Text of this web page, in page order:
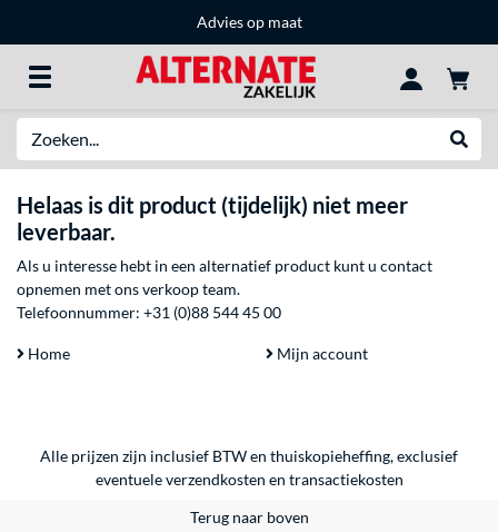
Advies op maat
Helaas is dit product (tijdelijk) niet meer
leverbaar.
Als u interesse hebt in een alternatief product kunt u contact
opnemen met ons verkoop team.
Telefoonnummer: +31 (0)88 544 45 00
Home Mijn account
Alle prijzen zijn inclusief BTW en thuiskopieheffing, exclusief
eventueleverzendkosten en transactiekosten
Terug naar boven